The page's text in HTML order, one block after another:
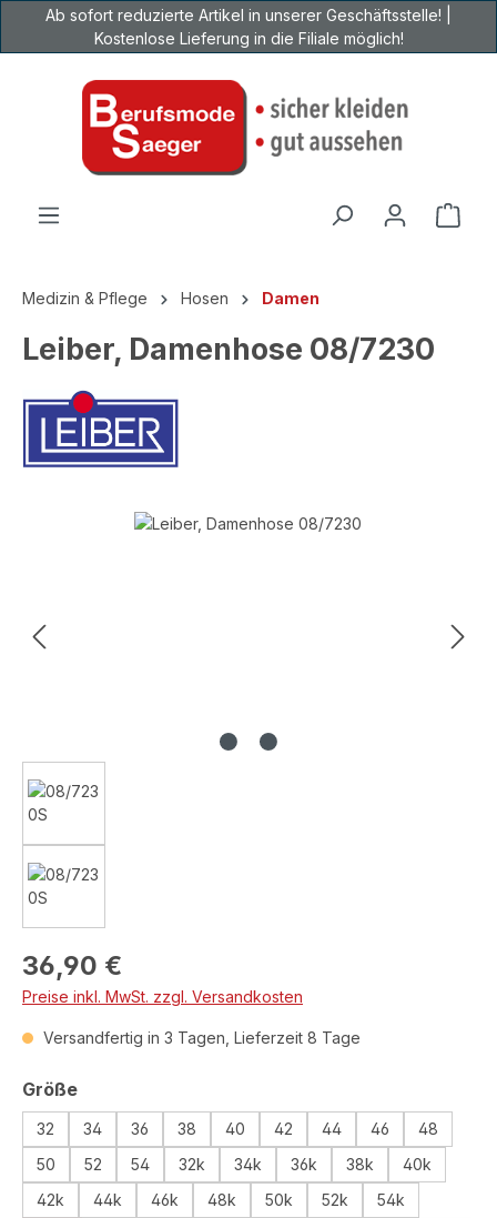
Zum Hauptinhalt springen
Ab sofort reduzierte Artikel in unserer Geschäftsstelle! |
Kostenlose Lieferung in die Filiale möglich!
Medizin & Pflege Hosen Damen
Leiber, Damenhose 08/7230
Bildergalerie überspringen
Regulärer Preis:
36,90 €
Preise inkl. MwSt. zzgl. Versandkosten
Versandfertig in 3 Tagen, Lieferzeit 8 Tage
Größeauswählen
32 34 36 38 40 42 44 46
48
50
52 54 32k 34k 36k 38k
40k
42k
44k 46k 48k 50k 52k
54k